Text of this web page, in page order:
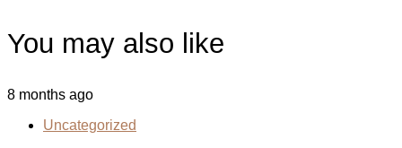
You may also like
8 months ago
Uncategorized